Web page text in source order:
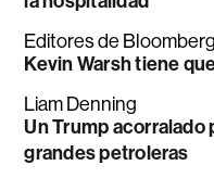
Editores de
Kevin Warsh tiene
Liam Denning
Un Trump
grandes petroleras